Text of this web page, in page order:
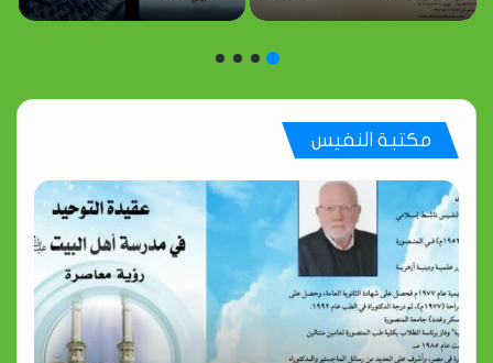
دكتور أحمد راسم
مكتبة النفيس